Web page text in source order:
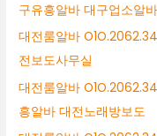
구유흥알바 대구업소알바
대전룸알바
전보도사무실
대전룸알바
흥알바 대전노래방보도